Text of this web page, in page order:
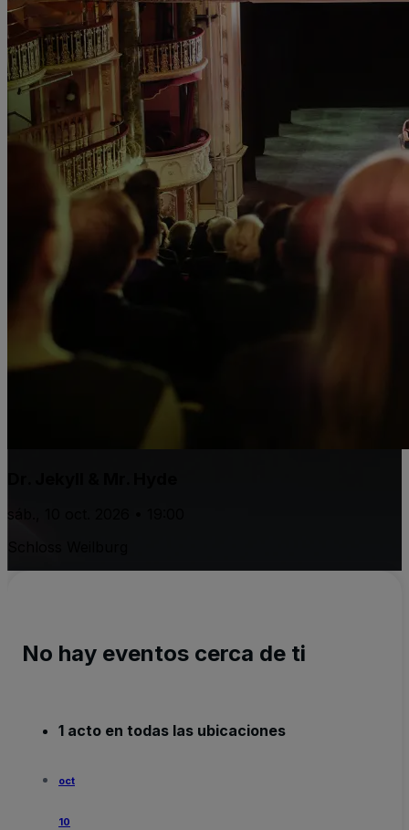
sáb., 10 oct. 2026 • 19:00
No hay eventos cerca de ti
1 acto en todas las ubicaciones
oct
10